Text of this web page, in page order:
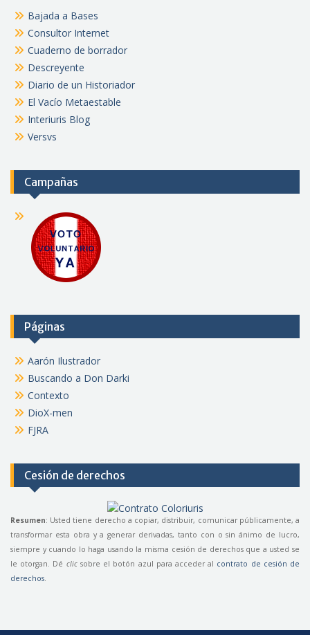
Bajada a Bases
Consultor Internet
Cuaderno de borrador
Descreyente
Diario de un Historiador
El Vacío Metaestable
Interiuris Blog
Versvs
Campañas
Páginas
Aarón Ilustrador
Buscando a Don Darki
Contexto
DioX-men
FJRA
Cesión de derechos
Resumen: Usted tiene derecho a copiar, distribuir, comunicar públicamente, a
transformar esta obra y a generar derivadas, tanto con o sin ánimo de lucro,
siempre y cuando lo haga usando la misma cesión de derechos que a usted se
le otorgan. Dé clicsobre el botón azul para acceder al contrato de cesión de
derechos